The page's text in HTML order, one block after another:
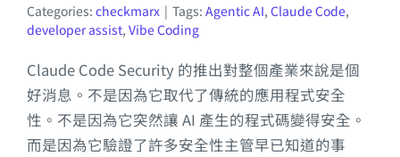
Categories: checkmarx | Tags: Agentic AI, Claude Code,
developer assist, Vibe Coding
Claude Code Security 的推出對整個產業來說是個
好消息。不是因為它取代了傳統的應用程式安全
性。不是因為它突然讓 AI 產生的程式碼變得安全。
而是因為它驗證了許多安全性主管早已知道的事